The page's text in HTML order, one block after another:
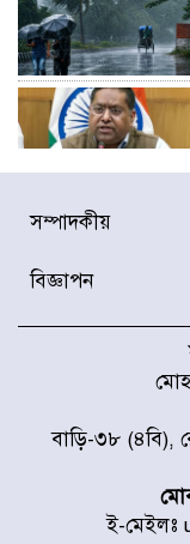
সম্পাদকীয়
বিজ্ঞাপন
বাড়ি-৩৮ (৪বি),
ই-মেইলঃ